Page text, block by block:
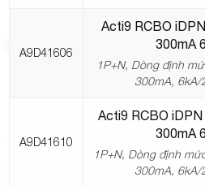
A9D41606
Acti9 RCBO
300mA
1P+N, Dòng định
300mA, 6kA/
A9D41610
Acti9 RCBO
300mA
1P+N, Dòng định
300mA, 6kA/